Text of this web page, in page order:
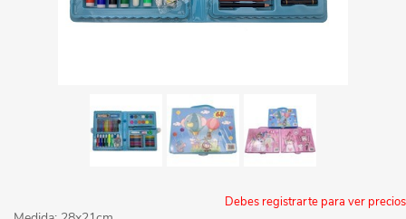
Debes registrarte para ver precios